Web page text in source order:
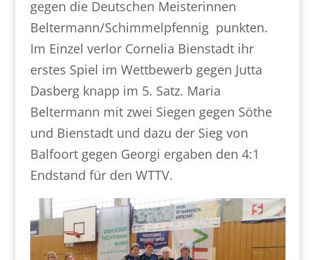
gegen die Deutschen Meisterinnen
Beltermann/Schimmelpfennig punkten.
Im Einzel verlor Cornelia Bienstadt ihr
erstes Spiel im Wettbewerb gegen Jutta
Dasberg knapp im 5. Satz. Maria
Beltermann mit zwei Siegen gegen Söthe
und Bienstadt und dazu der Sieg von
Balfoort gegen Georgi ergaben den 4:1
Endstand für den WTTV.